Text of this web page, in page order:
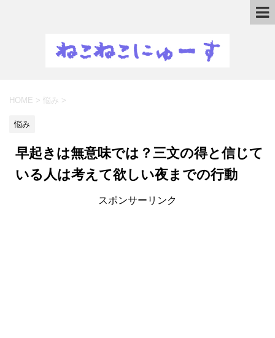
HOME > 悩み >
悩み
早起きは無意味では？三文の得と信じて
いる人は考えて欲しい夜までの行動
スポンサーリンク